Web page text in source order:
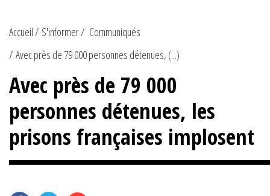
Accueil S'informer
Communiqués
Avec près de 79 000 personnes détenues, (...)
Avec près de 79 000
personnes détenues, les
prisons françaises implosent